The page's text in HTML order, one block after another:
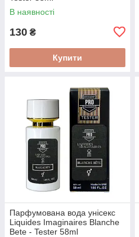
В наявності
130 ₴
Купити
Парфумована вода унісекс
Liquides Imaginaires Blanche
Bete - Tester 58ml